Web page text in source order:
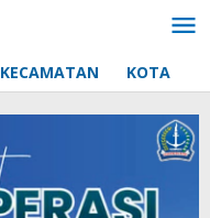
KECAMATAN KOTA